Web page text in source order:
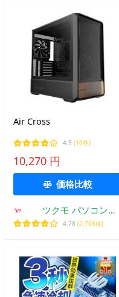
Air Cross
4.5 (10件)
10,270 円
価格比較
ツクモ パソコン
Yahoo!店
4.78 (2,706件)